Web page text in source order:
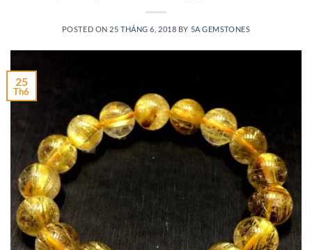
POSTED ON 25 THÁNG 6, 2018 BY 5A GEMSTONES
25
Th6